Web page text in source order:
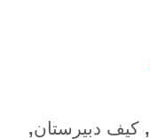
است. , کیف دبیرستان,